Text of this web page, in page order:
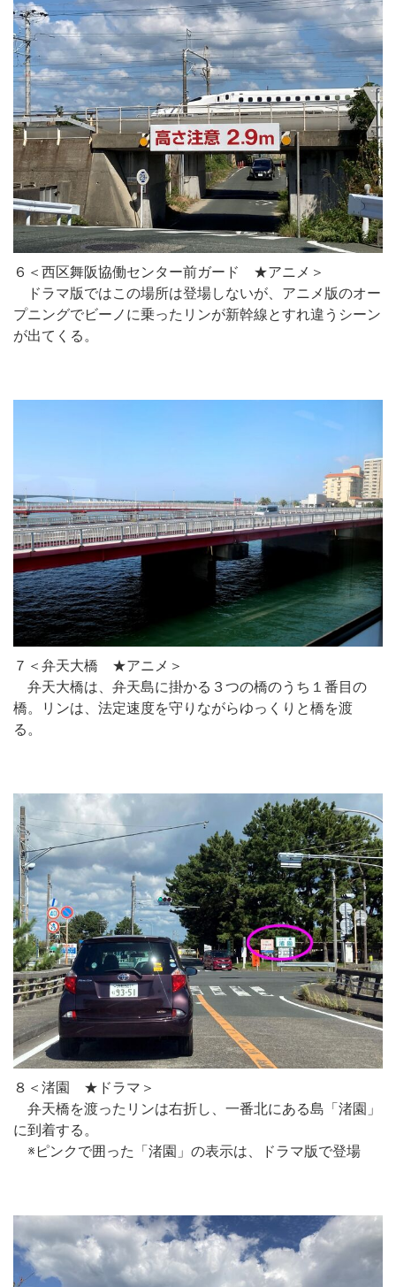
６＜西区舞阪協働センター前ガード ★アニメ＞
ドラマ版ではこの場所は登場しないが、アニメ版のオー
プニングでビーノに乗ったリンが新幹線とすれ違うシーン
が出てくる。
７＜弁天大橋 ★アニメ＞
弁天大橋は、弁天島に掛かる３つの橋のうち１番目の
橋。リンは、法定速度を守りながらゆっくりと橋を渡
る。
８＜渚園 ★ドラマ＞
弁天橋を渡ったリンは右折し、一番北にある島「渚園」
に到着する。
※ピンクで囲った「渚園」の表示は、ドラマ版で登場